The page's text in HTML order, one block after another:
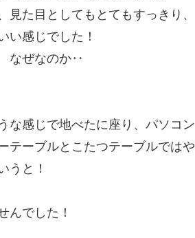
た目としてもとてもすっきり、
い感じでした！
なぜなのか‥
な感じで地べたに座り、パソコン
テーブルとこたつテーブルではや
うと！
んでした！